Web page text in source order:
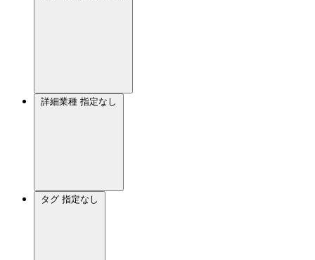
詳細業種 指定なし
タグ 指定なし